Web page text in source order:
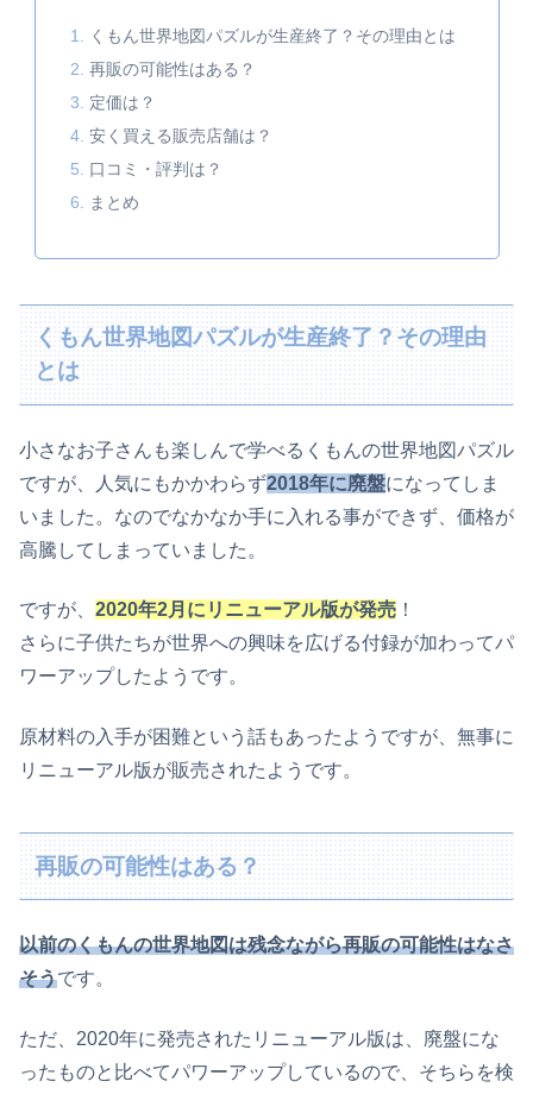
くもん世界地図パズルが生産終了？その理由とは
再販の可能性はある？
定価は？
安く買える販売店舗は？
口コミ・評判は？
まとめ
くもん世界地図パズルが生産終了？その理由
とは
小さなお子さんも楽しんで学べるくもんの世界地図パズル
ですが、人気にもかかわらず2018年に廃盤になってしま
いました。なのでなかなか手に入れる事ができず、価格が
高騰してしまっていました。
ですが、 2020年2月にリニューアル版が発売 ！
さらに子供たちが世界への興味を広げる付録が加わってパ
ワーアップしたようです。
原材料の入手が困難という話もあったようですが、無事に
リニューアル版が販売されたようです。
再販の可能性はある？
以前のくもんの世界地図は残念ながら再販の可能性はなさ
そうです。
ただ、2020年に発売されたリニューアル版は、廃盤にな
ったものと比べてパワーアップしているので、そちらを検